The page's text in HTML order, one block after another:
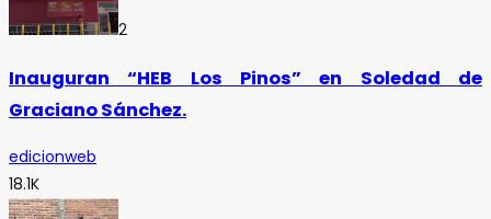
2
Inauguran “HEB Los Pinos” en Soledad de
Graciano Sánchez.
edicionweb
18.1K